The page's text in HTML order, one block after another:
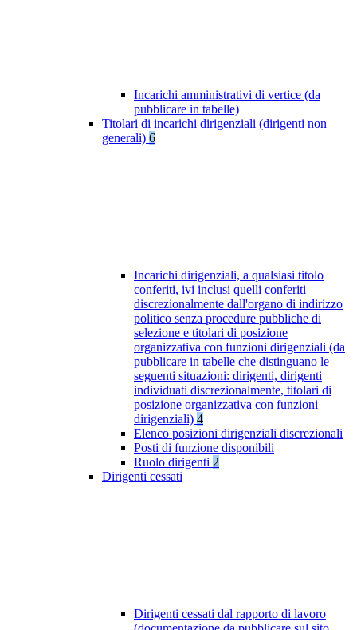
Incarichi amministrativi di vertice (da
pubblicare in tabelle)
Titolari di incarichi dirigenziali (dirigenti non
generali) 6
Incarichi dirigenziali, a qualsiasi titolo
conferiti, ivi inclusi quelli conferiti
discrezionalmente dall'organo di indirizzo
politico senza procedure pubbliche di
selezione e titolari di posizione
organizzativa con funzioni dirigenziali (da
pubblicare in tabelle che distinguano le
seguenti situazioni: dirigenti, dirigenti
individuati discrezionalmente, titolari di
posizione organizzativa con funzioni
dirigenziali) 4
Elenco posizioni dirigenziali discrezionali
Posti di funzione disponibili
Ruolo dirigenti 2
Dirigenti cessati
Dirigenti cessati dal rapporto di lavoro